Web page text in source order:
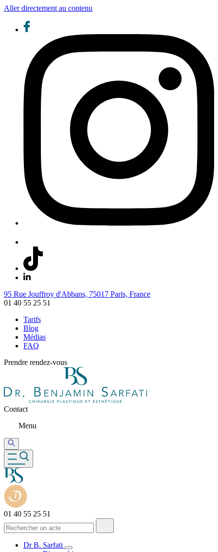
Aller directement au contenu
95 Rue Jouffroy d'Abbans, 75017 Paris, France
01 40 55 25 51
Tarifs
Blog
Médias
FAQ
Prendre rendez-vous
Contact
Menu
01 40 55 25 51
Dr B. Sarfati